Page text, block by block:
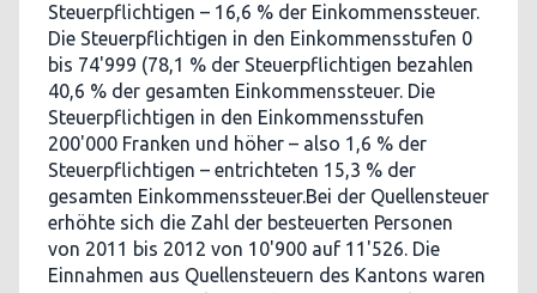
Steuerpflichtigen – 16,6 % der Einkommenssteuer.
Die Steuerpflichtigen in den Einkommensstufen 0
bis 74'999 (78,1 % der Steuerpflichtigen bezahlen
40,6 % der gesamten Einkommenssteuer. Die
Steuerpflichtigen in den Einkommensstufen
200'000 Franken und höher – also 1,6 % der
Steuerpflichtigen – entrichteten 15,3 % der
gesamten Einkommenssteuer.Bei der Quellensteuer
erhöhte sich die Zahl der besteuerten Personen
von 2011 bis 2012 von 10'900 auf 11'526. Die
Einnahmen aus Quellensteuern des Kantons waren